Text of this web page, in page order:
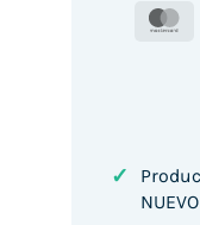
✓
NUEVO